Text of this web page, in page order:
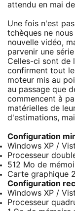
attendu en mai
Une fois n'est
tchèques ne
nouvelle vidéo,
parvenir une
Celles-ci sont de
confirment tout
moteur mis au
au passage que
commencent à
matérielles de
d'estimations,
Configuration
Windows XP /
Processeur
512 Mo de
Carte graphique
Configuration
Windows XP /
Processeur